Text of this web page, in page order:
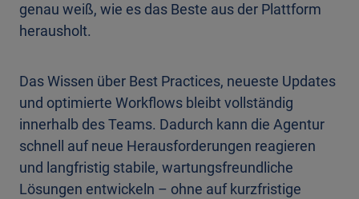
genau weiß, wie es das Beste aus der Plattform
herausholt.
Das Wissen über Best Practices, neueste Updates
und optimierte Workflows bleibt vollständig
innerhalb des Teams. Dadurch kann die Agentur
schnell auf neue Herausforderungen reagieren
und langfristig stabile, wartungsfreundliche
Lösungen entwickeln – ohne auf kurzfristige